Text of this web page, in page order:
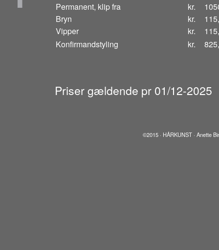
Permanent, klip fra
kr.
Bryn
kr.
Vipper
kr.
Konfirmandstyling
kr.
Priser gældende pr 01/12-2025
©2015 · HÅRKUNST · Anette